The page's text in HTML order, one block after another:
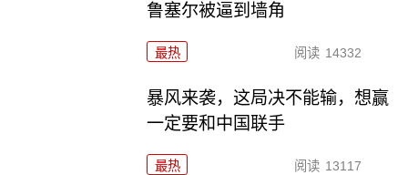
鲁塞尔被逼到墙角
最热 阅读 14332
暴风来袭，这局决不能输，想赢
一定要和中国联手
最热 阅读 13117